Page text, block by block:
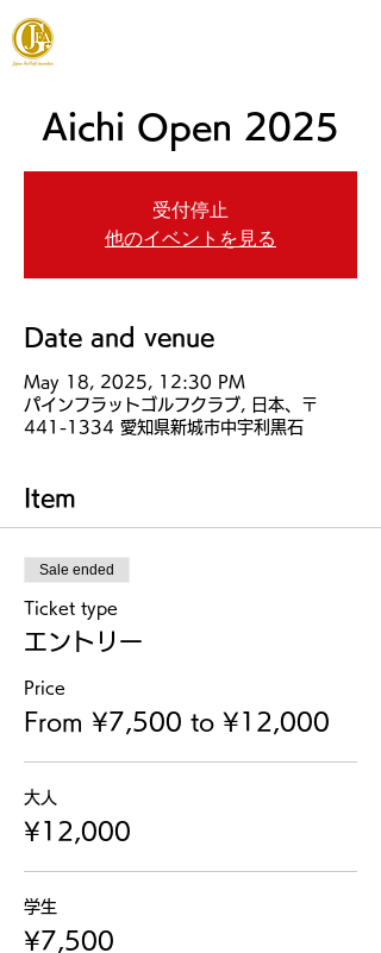
Aichi Open 2025
受付停止
他のイベントを見る
Date and venue
May 18, 2025, 12:30 PM
パインフラットゴルフクラブ, 日本、〒
441-1334 愛知県新城市中宇利黒石
Item
Sale ended
Ticket type
エントリー
Price
From ¥7,500 to ¥12,000
大人
¥12,000
学生
¥7,500